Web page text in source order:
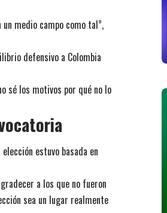
medio campo como tal”,
defensivo a Colombia
sé los motivos por qué no lo
estuvo basada en
a los que no fueron
sea un lugar realmente